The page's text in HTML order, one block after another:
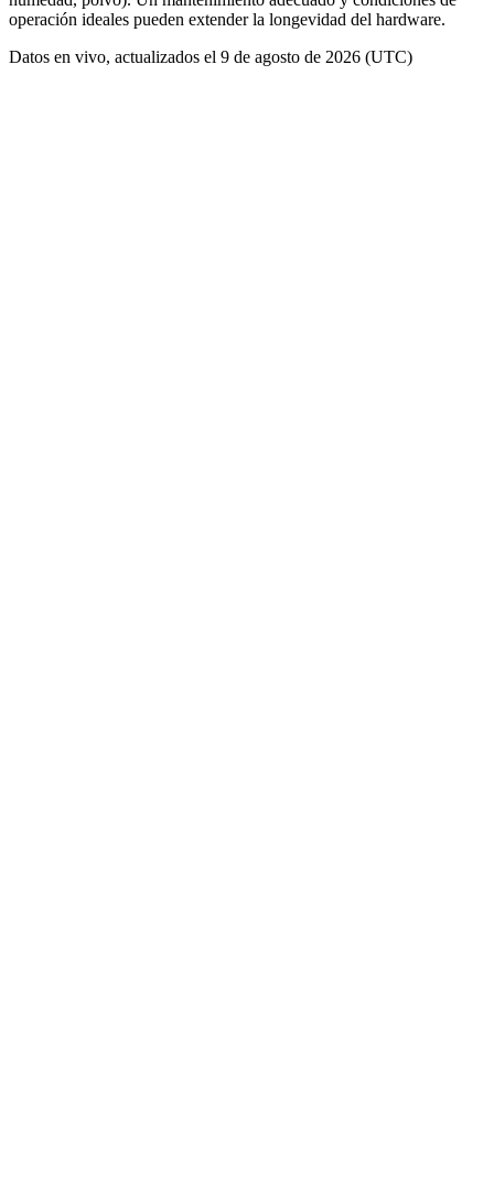
operación ideales pueden extender la longevidad del hardware.
Datos en vivo, actualizados el 9 de agosto de 2026 (UTC)